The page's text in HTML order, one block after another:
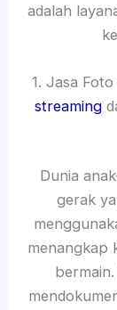
adalah
1. Jasa
streaming
Dunia
gerak
menangkap
bermain.